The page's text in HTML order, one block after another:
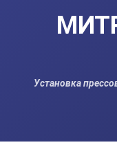
Установка